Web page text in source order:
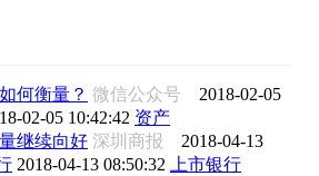
何衡量？ 微信公众号 2018-02-05
02-05 10:42:42 资产
继续向好 深圳商报 2018-04-13
2018-04-13 08:50:32
上市银行